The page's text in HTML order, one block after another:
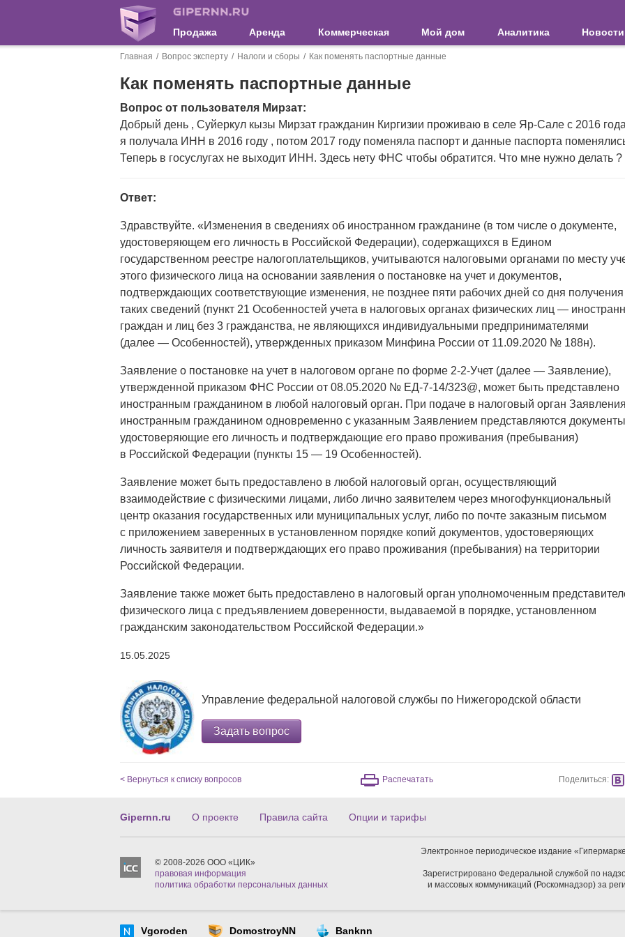
Продажа Аренда Коммерческая Мой дом Аналитика Новости
Главная Вопрос эксперту Налоги и сборы Как поменять паспортные данные
Как поменять паспортные данные
Вопрос от пользователя Мирзат:
Добрый день , Суйеркул кызы Мирзат гражданин Киргизии проживаю в селе Яр-Сале с 2016
я получала ИНН в 2016 году , потом 2017 году поменяла паспорт и данные паспорта
Теперь в госуслугах не выходит ИНН. Здесь нету ФНС чтобы обратится. Что мне нужно делать ?
Ответ:
Здравствуйте. «Изменения в сведениях об иностранном гражданине (в том числе о документе,
удостоверяющем его личность в Российской Федерации), содержащихся в Едином
государственном реестре налогоплательщиков, учитываются налоговыми органами по месту
этого физического лица на основании заявления о постановке на учет и документов,
подтверждающих соответствующие изменения, не позднее пяти рабочих дней со дня получения
таких сведений (пункт 21 Особенностей учета в налоговых органах физических лиц —
граждан и лиц без 3 гражданства, не являющихся индивидуальными предпринимателями
(далее — Особенностей), утвержденных приказом Минфина России от 11.09.2020 № 188н).
Заявление о постановке на учет в налоговом органе по форме 2-2-Учет (далее — Заявление),
утвержденной приказом ФНС России от 08.05.2020 № ЕД-7-14/323@, может быть представлено
иностранным гражданином в любой налоговый орган. При подаче в налоговый орган Заявления
иностранным гражданином одновременно с указанным Заявлением представляются
удостоверяющие его личность и подтверждающие его право проживания (пребывания)
в Российской Федерации (пункты 15 — 19 Особенностей).
Заявление может быть предоставлено в любой налоговый орган, осуществляющий
взаимодействие с физическими лицами, либо лично заявителем через многофункциональный
центр оказания государственных или муниципальных услуг, либо по почте заказным письмом
с приложением заверенных в установленном порядке копий документов, удостоверяющих
личность заявителя и подтверждающих его право проживания (пребывания) на территории
Российской Федерации.
Заявление также может быть предоставлено в налоговый орган уполномоченным
физического лица с предъявлением доверенности, выдаваемой в порядке, установленном
гражданским законодательством Российской Федерации.»
15.05.2025
Управление федеральной налоговой службы по Нижегородской области
Задать вопрос
< Вернуться к списку вопросов Распечатать Поделиться:
Gipernn.ru О проекте Правила сайта Опции и тарифы
© 2008-2026 ООО «ЦИК»
правовая информация
политика обработки персональных данных
Электронное периодическое издание
Зарегистрировано Федеральной службой по
и массовых коммуникаций (Роскомнадзор) за
Vgoroden DomostroyNN Banknn